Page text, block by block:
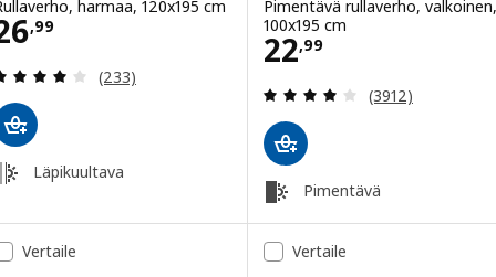
harmaa, 120x195 cm
,99 26,99
Arvio: 4 / 5 tähteä. Arvostelut yhteensä:
(233)
Läpikuultava
Pimentävä rullaverho, valkoinen,
100x195 cm
22,99
Hinta 22,99
Arvio: 4 / 5
(3912)
Pimentävä
Vertaile Vertaile